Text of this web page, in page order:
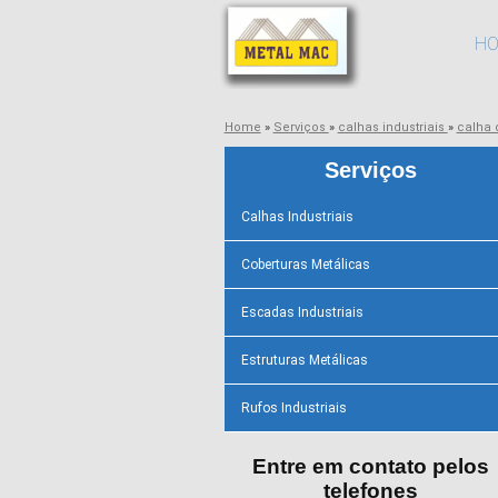
Home » Serviços » calhas industriais » calha
Serviços
Calhas Industriais
Coberturas Metálicas
Escadas Industriais
Estruturas Metálicas
Rufos Industriais
Entre em contato pelos
telefones